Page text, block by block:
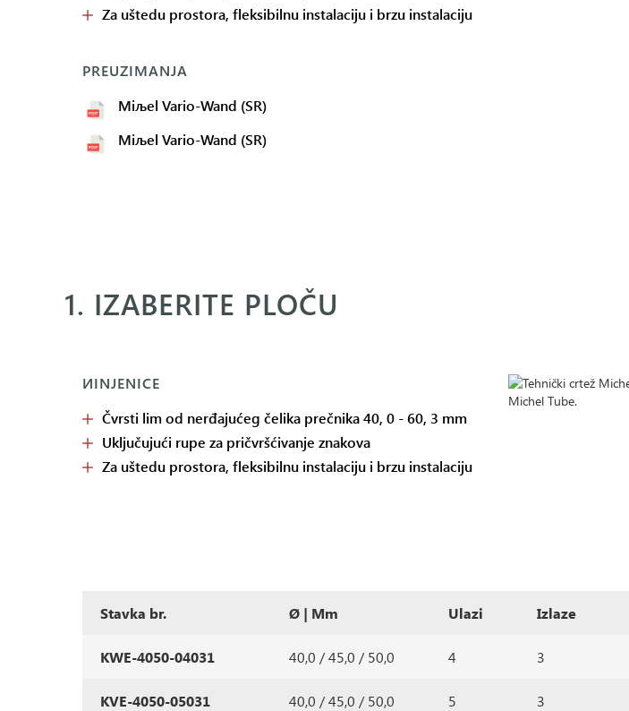
Za uštedu prostora, fleksibilnu instalaciju i brzu instalaciju
PREUZIMANJA
Miљel Vario-Wand (SR)
Miљel Vario-Wand (SR)
1. IZABERITE PLOČU
ИINJENICE
Čvrsti lim od nerđajućeg čelika prečnika 40, 0 - 60, 3 mm
Uključujući rupe za pričvršćivanje znakova
Za uštedu prostora, fleksibilnu instalaciju i brzu instalaciju
Stavka br. Ø | Mm Ulazi Izlaze
KWE-4050-04031 40,0 / 45,0 / 50,0 4 3
KVE-4050-05031 40,0 / 45,0 / 50,0 5 3